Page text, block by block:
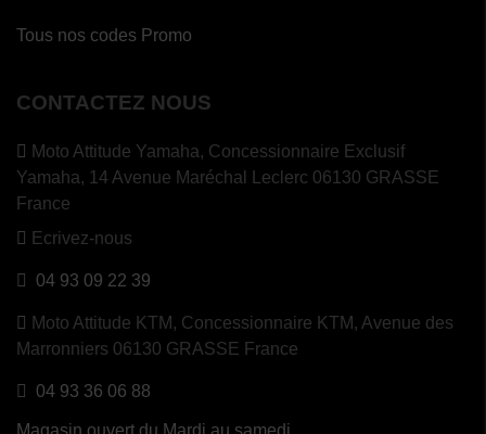
Tous nos codes Promo
CONTACTEZ NOUS
Moto Attitude Yamaha, Concessionnaire Exclusif
Yamaha, 14 Avenue Maréchal Leclerc 06130 GRASSE
France
Ecrivez-nous
04 93 09 22 39
Moto Attitude KTM, Concessionnaire KTM, Avenue des
Marronniers 06130 GRASSE France
04 93 36 06 88
Magasin ouvert du Mardi au samedi